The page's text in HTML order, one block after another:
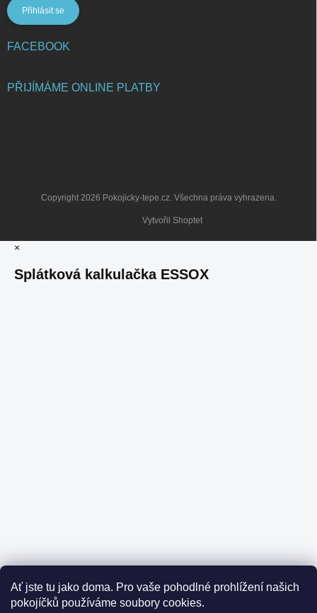
Ať jste tu jako doma. Pro vaše pohodlné prohlížení našich
pokojíčků používáme soubory cookies.
Přihlásit se
FACEBOOK
PŘIJÍMÁME ONLINE PLATBY
Vytvořil Shoptet
Copyright 2026 Pokojicky-tepe.cz. Všechna práva vyhrazena.
×
Splátková kalkulačka ESSOX